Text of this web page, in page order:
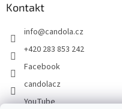
Kontakt
info@candola.cz
+420 283 853 242
Facebook
candolacz
YouTube